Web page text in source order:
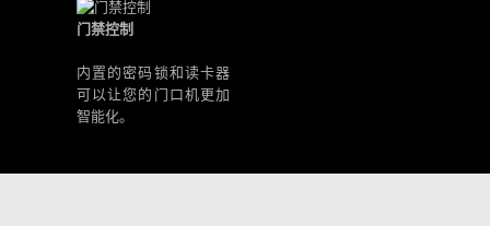
门禁控制
内置的密码锁和读卡器
可以让您的门口机更加
智能化。